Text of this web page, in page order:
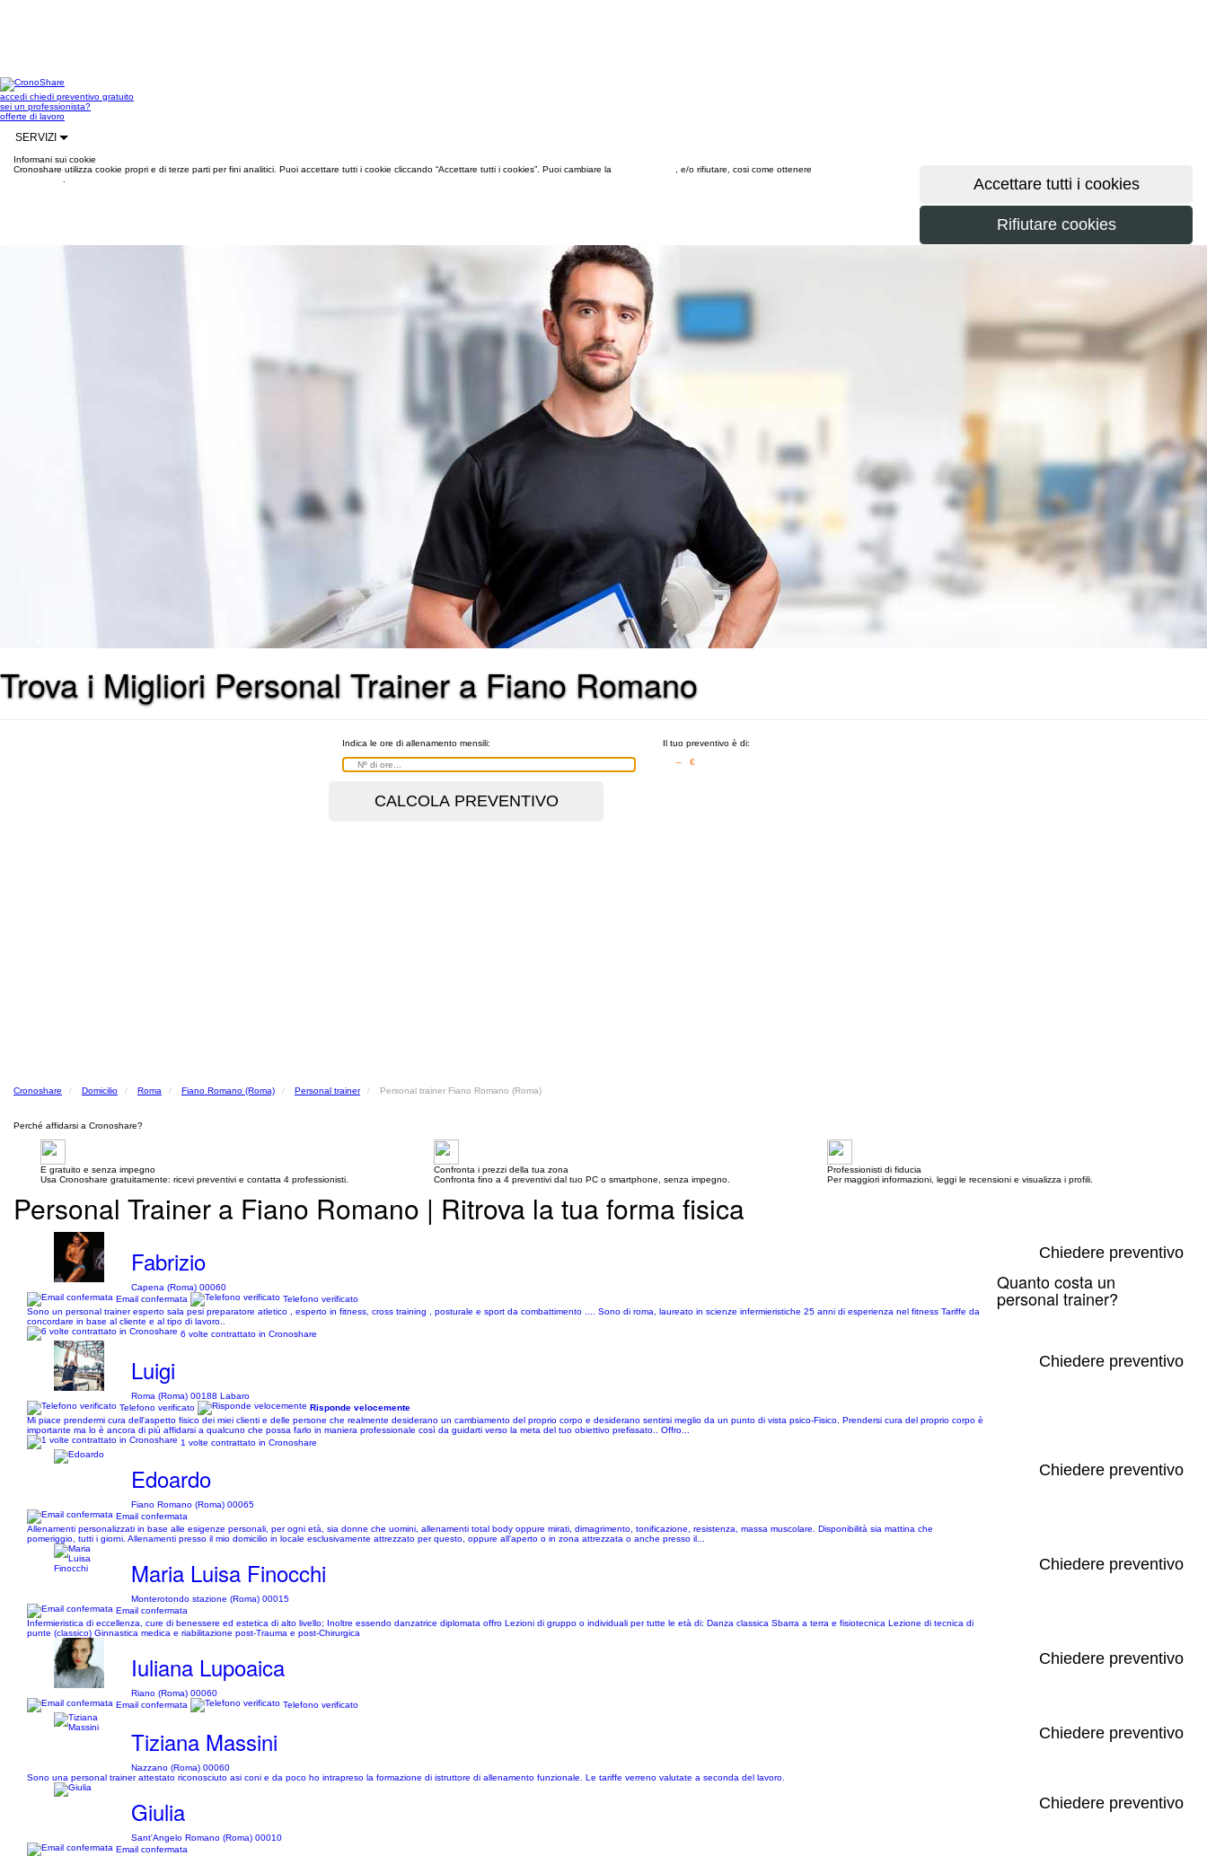
accedi chiedi preventivo gratuito
sei un professionista?
offerte di lavoro
SERVIZI
Informani sui cookie
Cronoshare utilizza cookie propri e di terze parti per fini analitici. Puoi accettare tutti i cookie cliccando “Accettare tutti i cookies”. Puoi cambiare la
, e/o rifiutare, cosi come ottenere
Trova i Migliori Personal Trainer a Fiano Romano
Indica le ore di allenamento mensili:
Il tuo preventivo è di:
– €
Cronoshare Domicilio Roma Fiano Romano (Roma) Personal trainer Personal trainer Fiano Romano (Roma)
Perché affidarsi a Cronoshare?
E gratuito e senza impegno
Usa Cronoshare gratuitamente: ricevi preventivi e contatta 4 professionisti.
Confronta i prezzi della tua zona
Confronta fino a 4 preventivi dal tuo PC o smartphone, senza impegno.
Professionisti di fiducia
Per maggiori informazioni, leggi le recensioni e visualizza i profili.
Personal Trainer a Fiano Romano | Ritrova la tua forma fisica
Fabrizio
Capena (Roma) 00060
Email confermata
Telefono verificato
Sono un personal trainer esperto sala pesi preparatore atletico , esperto in fitness, cross training , posturale e sport da combattimento .... Sono di roma, laureato in scienze infermieristiche 25 anni di esperienza nel fitness Tariffe da
concordare in base al cliente e al tipo di lavoro..
6 volte contrattato in Cronoshare
Chiedere preventivo
Luigi
Roma (Roma) 00188 Labaro
Telefono verificato
Risponde velocemente
Mi piace prendermi cura dell'aspetto fisico dei miei clienti e delle persone che realmente desiderano un cambiamento del proprio corpo e desiderano sentirsi meglio da un punto di vista psico-Fisico. Prendersi cura del proprio corpo è
importante ma lo è ancora di più affidarsi a qualcuno che possa farlo in maniera professionale così da guidarti verso la meta del tuo obiettivo prefissato.. Offro...
1 volte contrattato in Cronoshare
Chiedere preventivo
Edoardo
Fiano Romano (Roma) 00065
Email confermata
Allenamenti personalizzati in base alle esigenze personali, per ogni età, sia donne che uomini, allenamenti total body oppure mirati, dimagrimento, tonificazione, resistenza, massa muscolare. Disponibilità sia mattina che
pomeriggio, tutti i giorni. Allenamenti presso il mio domicilio in locale esclusivamente attrezzato per questo, oppure all'aperto o in zona attrezzata o anche presso il...
Chiedere preventivo
Maria Luisa Finocchi
Monterotondo stazione (Roma) 00015
Email confermata
Infermieristica di eccellenza, cure di benessere ed estetica di alto livello; Inoltre essendo danzatrice diplomata offro Lezioni di gruppo o individuali per tutte le età di: Danza classica Sbarra a terra e fisiotecnica Lezione di tecnica di
punte (classico) Ginnastica medica e riabilitazione post-Trauma e post-Chirurgica
Chiedere preventivo
Iuliana Lupoaica
Riano (Roma) 00060
Email confermata
Telefono verificato
Chiedere preventivo
Tiziana Massini
Nazzano (Roma) 00060
Sono una personal trainer attestato riconosciuto asi coni e da poco ho intrapreso la formazione di istruttore di allenamento funzionale. Le tariffe verreno valutate a seconda del lavoro.
Chiedere preventivo
Giulia
Sant'Angelo Romano (Roma) 00010
Email confermata
Chiedere preventivo
Quanto costa un
personal trainer?